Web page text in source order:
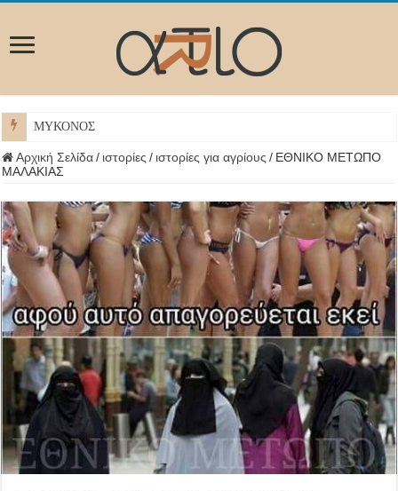
ΜΥΚΟΝΟΣ
Αρχική Σελίδα / ιστορίες / ιστορίες για αγρίους / ΕΘΝΙΚΟ ΜΕΤΩΠΟ
ΜΑΛΑΚΙΑΣ